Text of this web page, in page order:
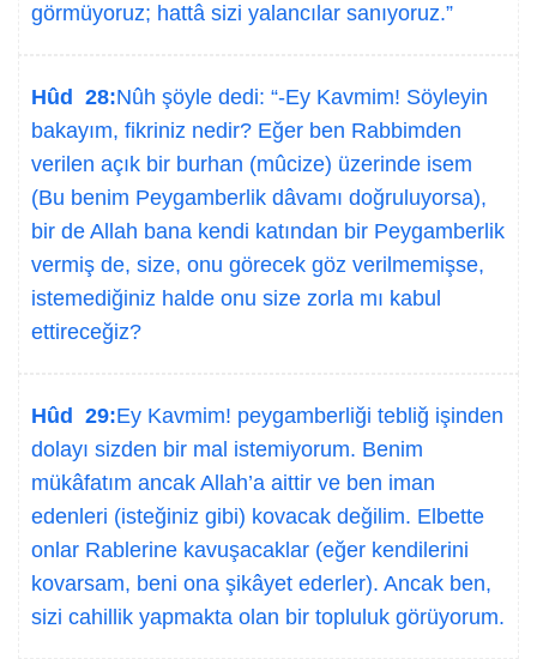
görmüyoruz; hattâ sizi yalancılar sanıyoruz.”
Hûd 28:Nûh şöyle dedi: “-Ey Kavmim! Söyleyin
bakayım, fikriniz nedir? Eğer ben Rabbimden
verilen açık bir burhan (mûcize) üzerinde isem
(Bu benim Peygamberlik dâvamı doğruluyorsa),
bir de Allah bana kendi katından bir Peygamberlik
vermiş de, size, onu görecek göz verilmemişse,
istemediğiniz halde onu size zorla mı kabul
ettireceğiz?
Hûd 29:Ey Kavmim! peygamberliği tebliğ işinden
dolayı sizden bir mal istemiyorum. Benim
mükâfatım ancak Allah’a aittir ve ben iman
edenleri (isteğiniz gibi) kovacak değilim. Elbette
onlar Rablerine kavuşacaklar (eğer kendilerini
kovarsam, beni ona şikâyet ederler). Ancak ben,
sizi cahillik yapmakta olan bir topluluk görüyorum.